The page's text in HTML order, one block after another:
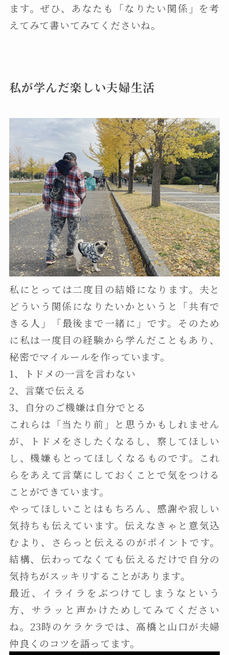
ます。ぜひ、あなたも「なりたい関係」を考
えてみて書いてみてくださいね。
私が学んだ楽しい夫婦生活
私にとっては二度目の結婚になります。夫と
どういう関係になりたいかというと「共有で
きる人」「最後まで一緒に」です。そのため
に私は一度目の経験から学んだこともあり、
秘密でマイルールを作っています。
1、トドメの一言を言わない
2、言葉で伝える
3、自分のご機嫌は自分でとる
これらは「当たり前」と思うかもしれません
が、トドメをさしたくなるし、察してほしい
し、機嫌もとってほしくなるものです。これ
らをあえて言葉にしておくことで気をつける
ことができています。
やってほしいことはもちろん、感謝や寂しい
気持ちも伝えています。伝えなきゃと意気込
むより、さらっと伝えるのがポイントです。
結構、伝わってなくても伝えるだけで自分の
気持ちがスッキリすることがあります。
最近、イライラをぶつけてしまうなという
方、サラッと声かけためしてみてください
ね。23時のケラケラでは、高橋と山口が夫婦
仲良くのコツを語ってます。